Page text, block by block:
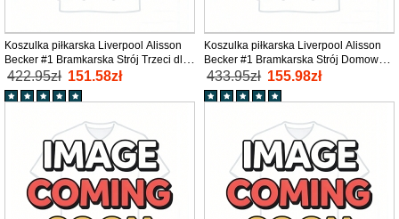
Koszulka piłkarska Liverpool Alisson
Becker #1 Bramkarska Strój Trzeci dla
dzieci 2025-26 tanio Krótki Rękaw (+
Krótkie spodenki)
422.95zł 151.58zł
Koszulka piłkarska Liverpool Alisson
Becker #1 Bramkarska Strój Domowy
dla dzieci 2025-26 tanio Długi Rękaw
(+ Krótkie spodenki)
433.95zł 155.98zł